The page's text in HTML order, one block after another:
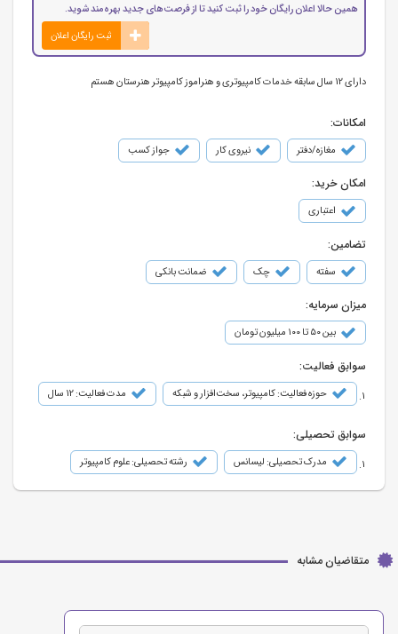
همین حالا اعلان رایگان خود را ثبت کنید تا از فرصت‌های جدید بهره‌مند شوید.
ثبت رایگان اعلان
دارای 12 سال سابقه خدمات کامپیوتری و هنراموز کامپیوتر هنرستان هستم
امکانات:
مغازه/دفتر نیروی کار جواز کسب
امکان خرید:
اعتباری
تضامین:
سفته چک ضمانت بانکی
میزان سرمایه:
بین ۵۰ تا ۱۰۰ میلیون تومان
سوابق فعالیت:
حوزه فعالیت: کامپیوتر، سخت‌افزار و شبکه مدت فعالیت: 12 سال
سوابق تحصیلی:
مدرک تحصیلی: لیسانس رشته تحصیلی: علوم کامپیوتر
متقاضیان مشابه